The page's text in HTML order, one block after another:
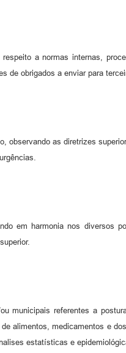
a normas internas,
de obrigados a enviar para
observando as diretrizes
em harmonia nos diversos
municipais referentes a
alimentos, medicamentos e
estatísticas e